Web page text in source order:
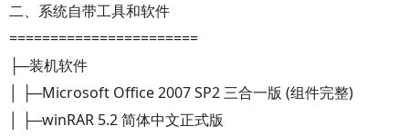
二、系统自带工具和软件
=======================
├─装机软件
│ ├─Microsoft Office 2007 SP2 三合一版 (组件完整)
│ ├─winRAR 5.2 简体中文正式版